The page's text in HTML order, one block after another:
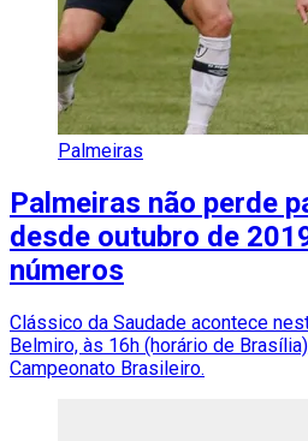
Palmeiras
Palmeiras não perde
desde outubro de
números
Clássico da Saudade acontece
Belmiro, às 16h (horário de
Campeonato Brasileiro.